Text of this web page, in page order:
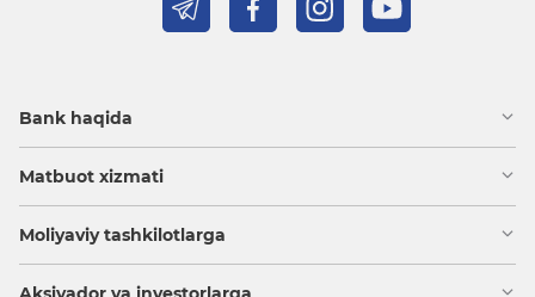
Bank haqida
Matbuot xizmati
Moliyaviy tashkilotlarga